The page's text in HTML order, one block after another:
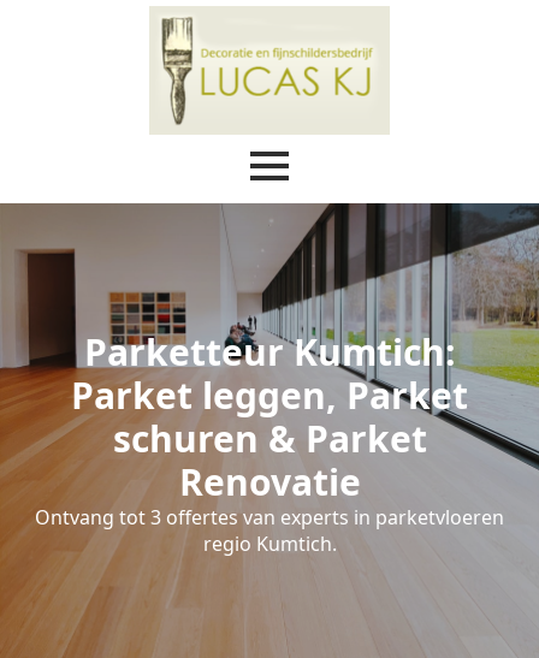
Parketteur Kumtich:
Parket leggen, Parket
schuren & Parket
Renovatie
Ontvang tot 3 offertes van experts in parketvloeren
regio Kumtich.